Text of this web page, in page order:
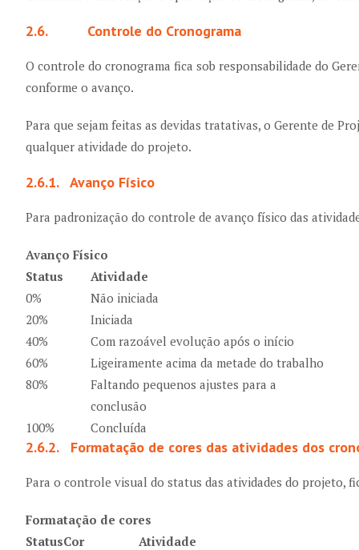
2.6. Controle do Cronograma
O controle do cronograma fica sob responsabilidade do
conforme o avanço.
Para que sejam feitas as devidas tratativas, o Gerente de
qualquer atividade do projeto.
2.6.1. Avanço Físico
Para padronização do controle de avanço físico das
Avanço Físico
Status
Atividade
0%
Não iniciada
20%
Iniciada
40%
Com razoável evolução após o início
60%
Ligeiramente acima da metade do trabalho
80%
Faltando pequenos ajustes para a
conclusão
100%
Concluída
2.6.2. Formatação de cores das atividades dos
Para o controle visual do status das atividades do projeto,
Formatação de cores
StatusCor Atividade